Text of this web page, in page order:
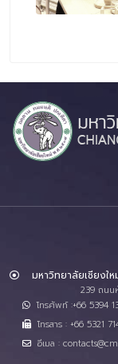
มหาวิทยาลัยเชียงให
239 ถนน
โทรศัพท์ :+66 5394
โทรสาร : +66 5321
อีเมล :